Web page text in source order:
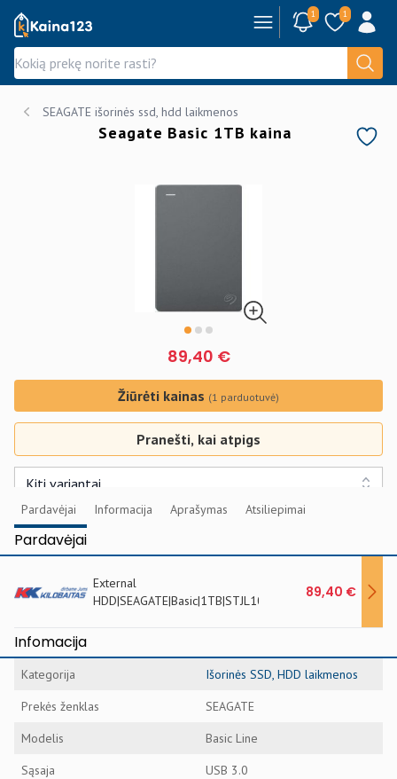
Kaina123.lt 1 1
SEAGATE išorinės ssd, hdd laikmenos
Seagate Basic 1TB kaina
89,40 €
Žiūrėti kainas (1 parduotuvė)
Pranešti, kai atpigs
Kiti variantai
Pardavėjai Informacija Aprašymas Atsiliepimai
Pardavėjai
External
HDD|SEAGATE|Basic|1TB|STJL1000400
89,40 €
Infomacija
Kategorija
Išorinės SSD, HDD laikmenos
Prekės ženklas
SEAGATE
Modelis
Basic Line
Sąsaja
USB 3.0